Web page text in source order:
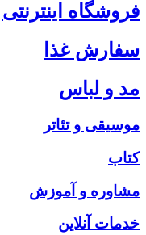
فروشگاه اینترنتی
سفارش غذا
مد و لباس
موسیقی و تئاتر
کتاب
مشاوره و آموزش
خدمات آنلاین